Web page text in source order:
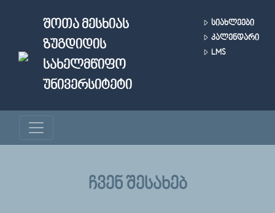
ᲨᲝᲗᲐ ᲛᲔᲡᲮᲘᲐᲡ
ᲖᲣᲒᲓᲘᲓᲘᲡ
ᲡᲐᲮᲔᲚᲛᲬᲘᲤᲝ
ᲣᲜᲘᲕᲔᲠᲡᲘᲢᲔᲢᲘ
ᲡᲘᲐᲮᲚᲔᲔᲑᲘ
ᲙᲐᲚᲔᲜᲓᲐᲠᲘ
LMS
ᲩᲕᲔᲜ ᲨᲔᲡᲐᲮᲔᲑ